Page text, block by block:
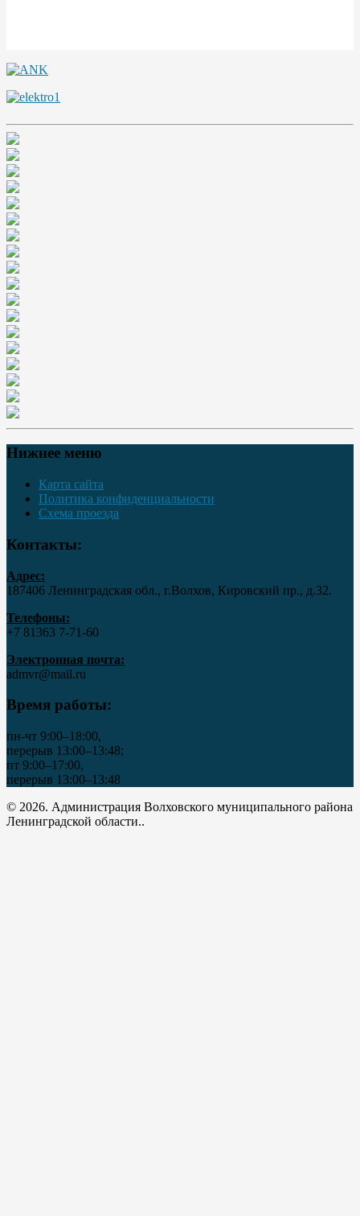
Нижнее меню
Карта сайта
Политика конфиденциальности
Схема проезда
Контакты:
Адрес:
187406 Ленинградская обл., г.Волхов, Кировский пр., д.32.
Телефоны:
+7 81363 7‑71-60
Электронная почта:
admvr@mail.ru
Время работы:
пн-чт 9:00–18:00,
перерыв 13:00–13:48;
пт 9:00–17:00,
перерыв 13:00–13:48
© 2026. Администрация Волховского муниципального района
Ленинградской области..